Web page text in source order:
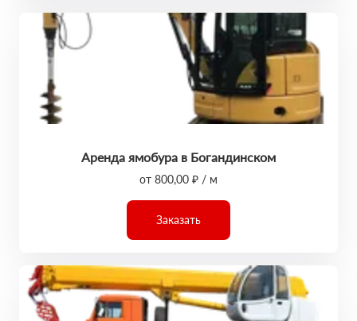
Аренда ямобура в Богандинском
от 800,00 ₽ / м
Заказать